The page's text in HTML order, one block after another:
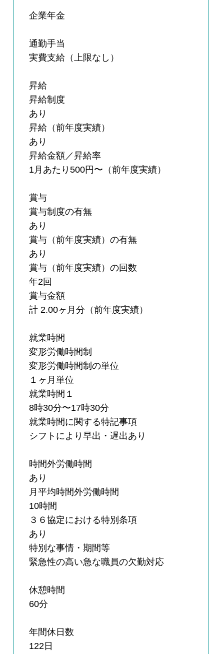
企業年金
通勤手当
実費支給（上限なし）
昇給
昇給制度
あり
昇給（前年度実績）
あり
昇給金額／昇給率
1月あたり500円〜（前年度実績）
賞与
賞与制度の有無
あり
賞与（前年度実績）の有無
あり
賞与（前年度実績）の回数
年2回
賞与金額
計 2.00ヶ月分（前年度実績）
就業時間
変形労働時間制
変形労働時間制の単位
１ヶ月単位
就業時間１
8時30分〜17時30分
就業時間に関する特記事項
シフトにより早出・遅出あり
時間外労働時間
あり
月平均時間外労働時間
10時間
３６協定における特別条項
あり
特別な事情・期間等
緊急性の高い急な職員の欠勤対応
休憩時間
60分
年間休日数
122日